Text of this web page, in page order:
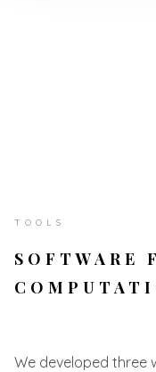
TOOLS
SOFTWARE
We developed three